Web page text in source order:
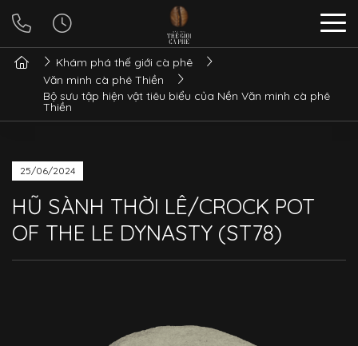
Khám phá thế giới cà phê
Văn minh cà phê Thiền
Bộ sưu tập hiện vật tiêu biểu của Nền Văn minh cà phê
Thiền
25/06/2024
HŨ SÀNH THỜI LÊ/CROCK POT
OF THE LE DYNASTY (ST78)